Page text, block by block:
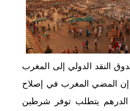
النقد الدولي إلى المغرب
إن المضي المغرب في إصلاح
يتطلب توفر شرطين